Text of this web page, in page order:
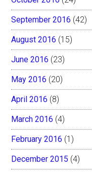
September 2016 (42)
August 2016 (15)
June 2016 (23)
May 2016 (20)
April 2016 (8)
March 2016 (4)
February 2016 (1)
December 2015 (4)